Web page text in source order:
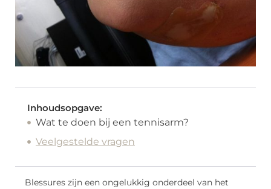
Inhoudsopgave:
Wat te doen bij een tennisarm?
Veelgestelde vragen
Blessures zijn een ongelukkig onderdeel van het